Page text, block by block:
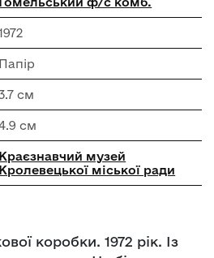
Папір
см
см
Краєзнавчий музей
Кролевецької міської ради
коробки. 1972 рік. Із